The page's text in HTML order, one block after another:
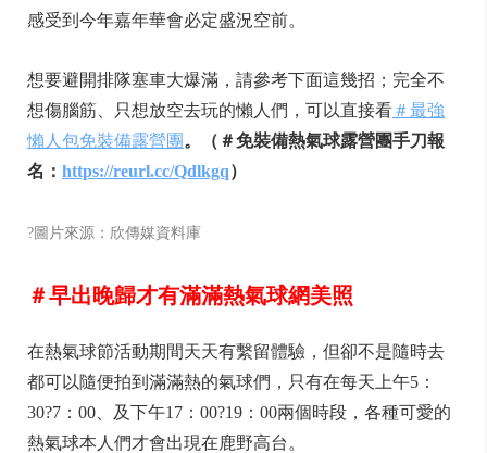
感受到今年嘉年華會必定盛況空前。
想要避開排隊塞車大爆滿，請參考下面這幾招；完全不
想傷腦筋、只想放空去玩的懶人們，可以直接看 ＃最強
懶人包免裝備露營團。（＃免裝備熱氣球露營團手刀報
名： https://reurl.cc/Qdlkgq）
?圖片來源：欣傳媒資料庫
＃早出晚歸才有滿滿熱氣球網美照
在熱氣球節活動期間天天有繫留體驗，但卻不是隨時去
都可以隨便拍到滿滿熱的氣球們，只有在每天上午5：
30?7：00、及下午17：00?19：00兩個時段，各種可愛的
熱氣球本人們才會出現在鹿野高台。